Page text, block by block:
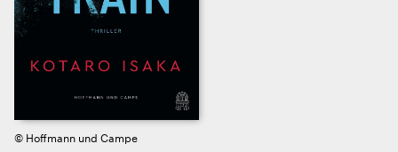
© Hoffmann und Campe